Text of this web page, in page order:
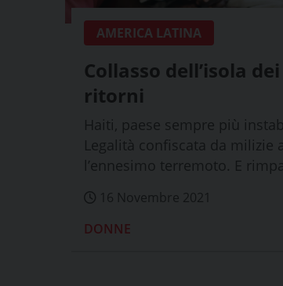
AMERICA LATINA
Collasso dell’isola
ritorni
Haiti, paese sempre più
Legalità confiscata da milizie
l’ennesimo terremoto. E
16 Novembre 2021
DONNE